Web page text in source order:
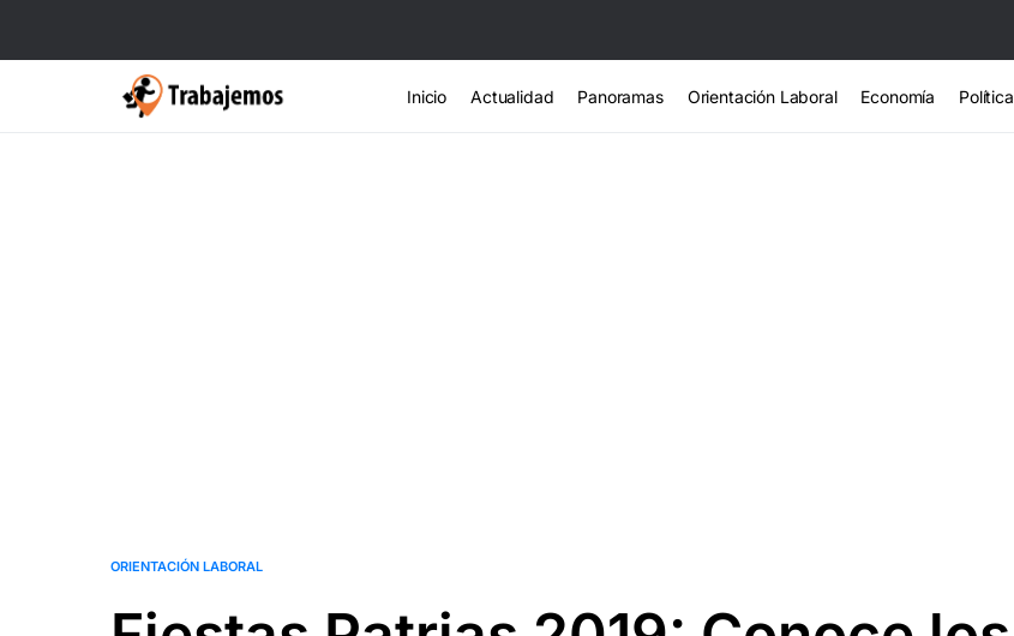
Inicio Actualidad Panoramas Orientación Laboral Economía Política
ORIENTACIÓN LABORAL